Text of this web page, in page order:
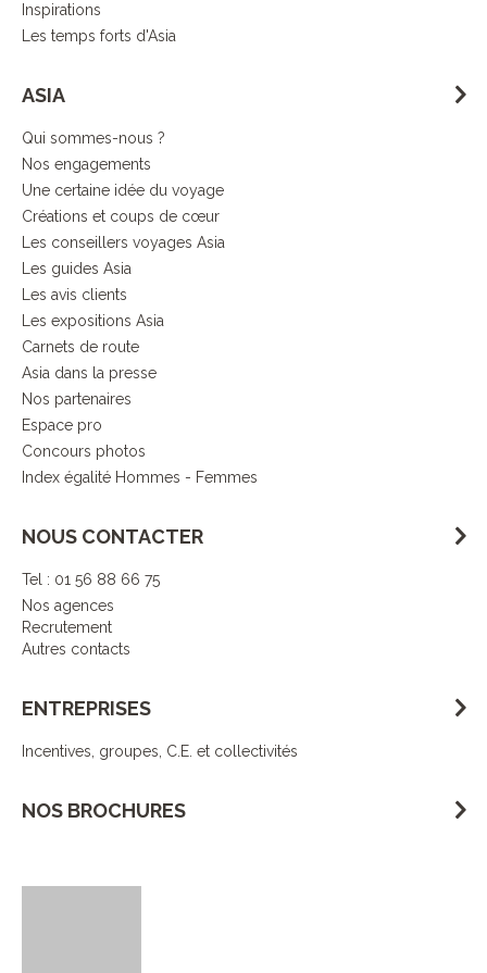
Inspirations
Les temps forts d'Asia
ASIA
Qui sommes-nous ?
Nos engagements
Une certaine idée du voyage
Créations et coups de cœur
Les conseillers voyages Asia
Les guides Asia
Les avis clients
Les expositions Asia
Carnets de route
Asia dans la presse
Nos partenaires
Espace pro
Concours photos
Index égalité Hommes - Femmes
NOUS CONTACTER
Tel : 01 56 88 66 75
Nos agences
Recrutement
Autres contacts
ENTREPRISES
Incentives, groupes, C.E. et collectivités
NOS BROCHURES